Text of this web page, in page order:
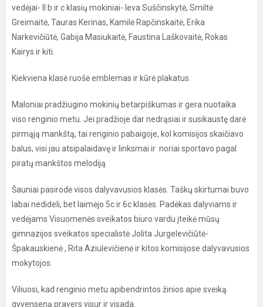
vedėjai- II b ir c klasių mokiniai- Ieva Suščinskytė, Smiltė
Greimaitė, Tauras Kerinas, Kamilė Rapčinskaitė, Erika
Narkevičiūtė, Gabija Masiukaitė, Faustina Laškovaitė, Rokas
Kairys ir kiti.
Kiekviena klasė ruošė emblemas ir kūrė plakatus.
Maloniai pradžiugino mokinių betarpiškumas ir gera nuotaika
viso renginio metu. Jei pradžioje dar nedrąsiai ir susikaustę darė
pirmąją mankštą, tai renginio pabaigoje, kol komisijos skaičiavo
balus, visi jau atsipalaidavę ir linksmai ir noriai sportavo pagal
piratų mankštos melodiją.
Šauniai pasirodė visos dalyvavusios klasės. Taškų skirtumai buvo
labai nedideli, bet laimėjo 5c ir 6c klasės. Padėkas dalyviams ir
vedėjams Visuomenės sveikatos biuro vardu įteikė mūsų
gimnazijos sveikatos specialistė Jolita Jurgelevičiūtė-
Špakauskienė , Rita Aziulevičienė ir kitos komisijose dalyvavusios
mokytojos.
Viliuosi, kad renginio metu apibendrintos žinios apie sveiką
gyvenseną pravers visur ir visada.